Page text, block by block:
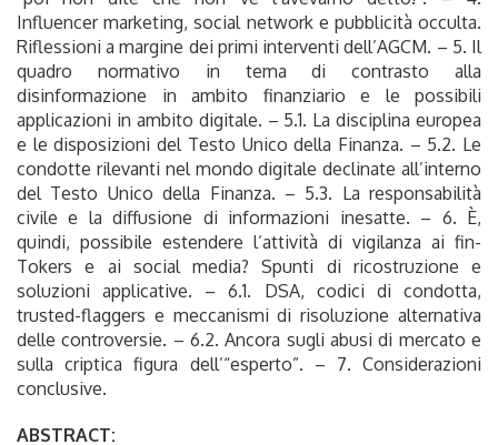
Influencer marketing, social network e pubblicità occulta.
Riflessioni a margine dei primi interventi dell’AGCM. – 5. Il
quadro normativo in tema di contrasto alla
disinformazione in ambito finanziario e le possibili
applicazioni in ambito digitale. – 5.1. La disciplina europea
e le disposizioni del Testo Unico della Finanza. – 5.2. Le
condotte rilevanti nel mondo digitale declinate all’interno
del Testo Unico della Finanza. – 5.3. La responsabilità
civile e la diffusione di informazioni inesatte. – 6. È,
quindi, possibile estendere l’attività di vigilanza ai fin-
Tokers e ai social media? Spunti di ricostruzione e
soluzioni applicative. – 6.1. DSA, codici di condotta,
trusted-flaggers e meccanismi di risoluzione alternativa
delle controversie. – 6.2. Ancora sugli abusi di mercato e
sulla criptica figura dell’“esperto”. – 7. Considerazioni
conclusive.
ABSTRACT: